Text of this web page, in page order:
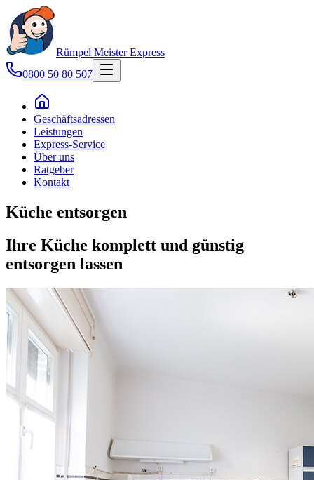
Rümpel MeisterExpress
0800 50 80 507
Geschäftsadressen
Leistungen
Express-Service
Über uns
Ratgeber
Kontakt
Küche entsorgen
Ihre Küche komplett und günstig
entsorgen lassen